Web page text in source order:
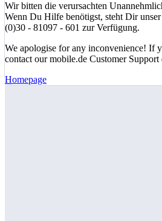
Wir bitten die verursachten
Wenn Du Hilfe benötigst, steht Dir
(0)30 - 81097 - 601 zur Verfügung.
We apologise for any inconvenience! If
contact our mobile.de Customer
Homepage